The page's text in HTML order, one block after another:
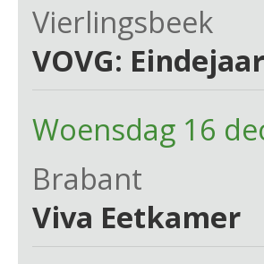
Vierlingsbeek
VOVG:
Woensdag 16
Brabant
Viva Eetkamer